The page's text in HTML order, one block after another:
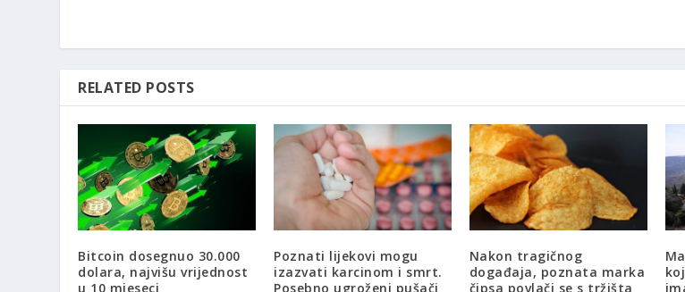
RELATED POSTS
Bitcoin dosegnuo 30.000
dolara, najvišu vrijednost
u 10 mjeseci
Poznati lijekovi mogu
izazvati karcinom i smrt.
Posebno ugroženi pušači
Nakon tragičnog
događaja, poznata marka
čipsa povlači se s tržišta